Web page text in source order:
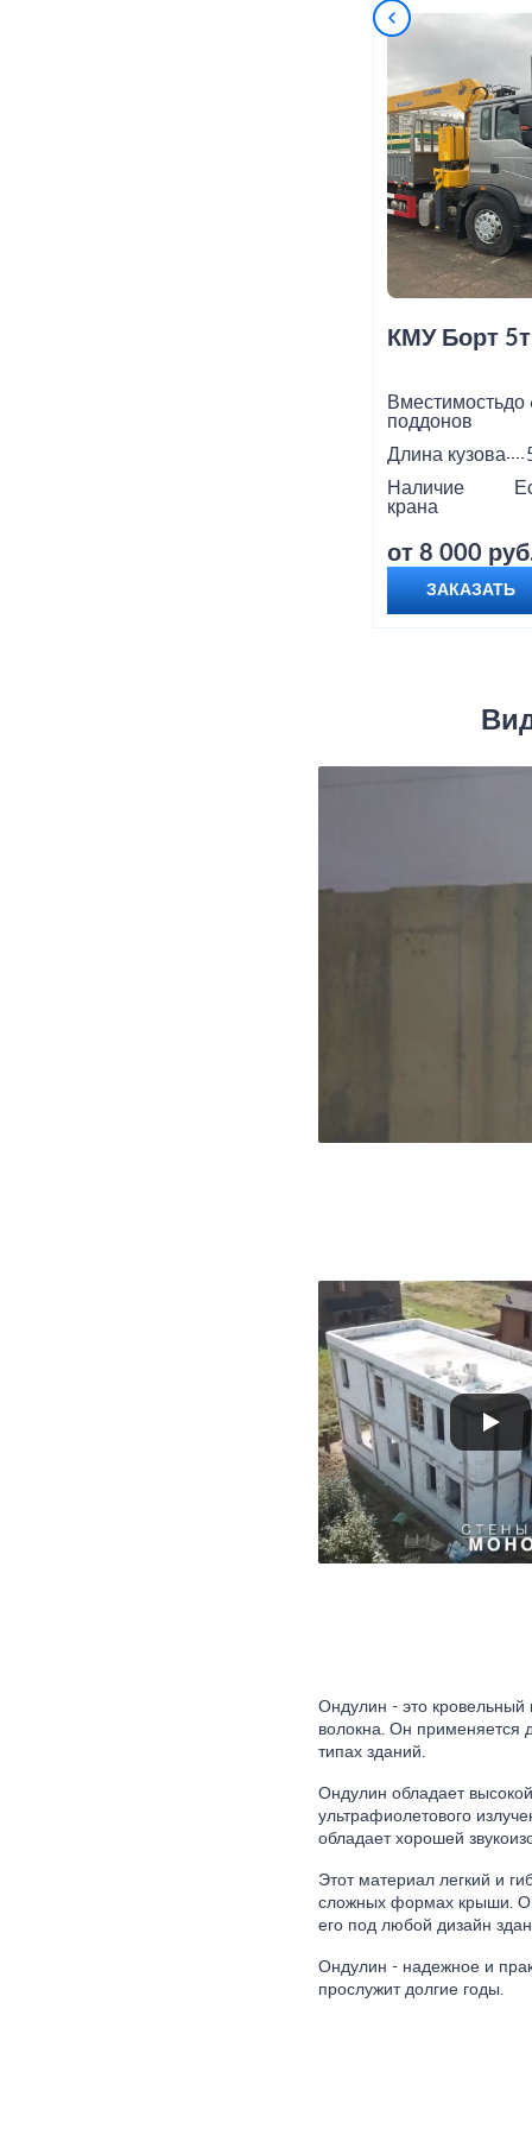
КМУ Борт 5т
Вместимость
поддонов
до
Длина кузова
Наличие
крана
от 8 000
ЗАКАЗАТЬ
Ондулин - это кровельный
волокна. Он применяется
типах зданий.
Ондулин обладает
ультрафиолетового
обладает хорошей
Этот материал легкий и
сложных формах крыши.
его под любой дизайн
Ондулин - надежное и
прослужит долгие годы.